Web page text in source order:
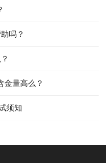
吗？
金量高么？
须知